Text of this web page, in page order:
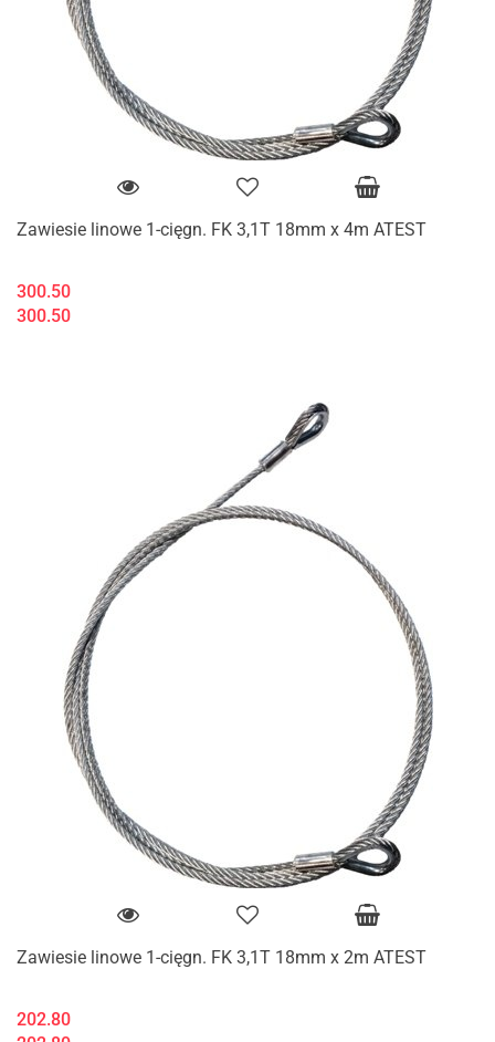
Zawiesie linowe 1-cięgn. FK 3,1T 18mm x 4m ATEST
300.50
300.50
Zawiesie linowe 1-cięgn. FK 3,1T 18mm x 2m ATEST
202.80